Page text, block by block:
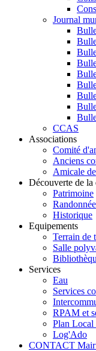
Journal
CCAS
Associations
Comité
Anciens
Amicale
Découverte de la
Patrimoine
Historique
Equipements
Terrain de
Salle
Services
Eau
Services
RPAM et
Plan Local
Log'Ado
CONTACT